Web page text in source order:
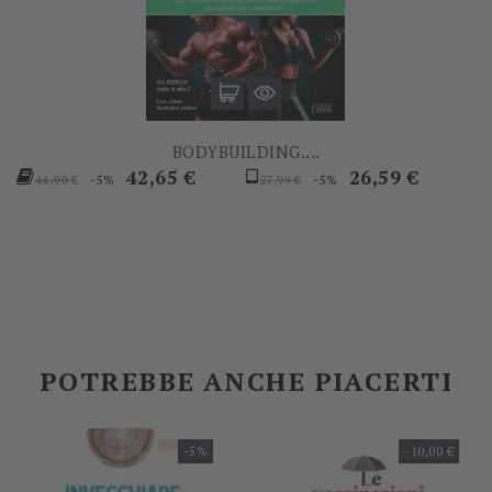
BODYBUILDING....
Prezzo
44,90 € -5% Prezzo
42,65 €
Prezzo
27,99 € -5% Prezzo
26,59 €
POTREBBE ANCHE PIACERTI
-5% -10,00 €